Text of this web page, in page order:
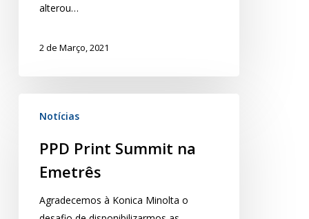
alterou…
2 de Março, 2021
Notícias
PPD Print Summit na
Emetrês
Agradecemos à Konica Minolta o